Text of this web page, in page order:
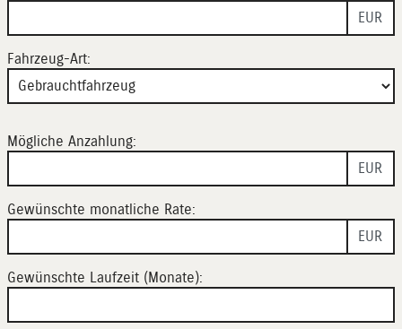
EUR
Fahrzeug-Art:
Mögliche Anzahlung:
EUR
Gewünschte monatliche Rate:
EUR
Gewünschte Laufzeit (Monate):